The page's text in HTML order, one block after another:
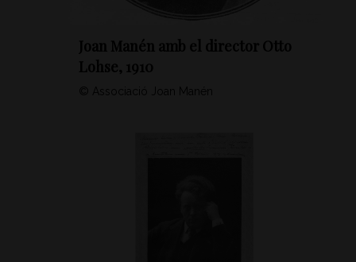
Joan Manén amb el director Otto
Lohse, 1910
© Associació Joan Manén